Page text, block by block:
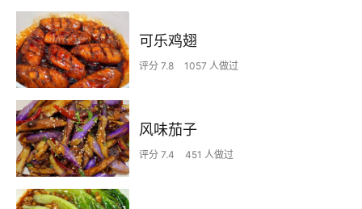
可乐鸡翅
评分 7.8 1057 人做过
风味茄子
评分 7.4 451 人做过